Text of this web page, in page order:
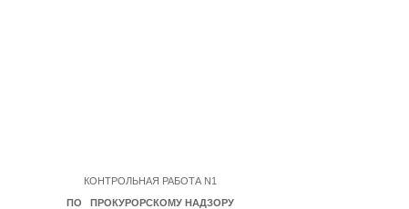
КОНТРОЛЬНАЯ РАБОТА N1
ПО ПРОКУРОРСКОМУ НАДЗОРУ